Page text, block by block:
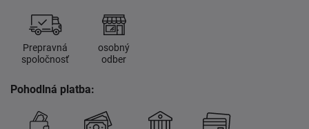
Prepravná
spoločnosť
osobný
odber
Pohodlná platba: